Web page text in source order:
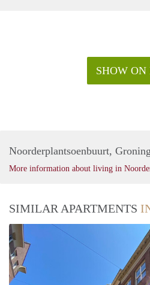
SHOW ON
Noorderplantsoenbuurt,
More information about living in
SIMILAR APARTMENTS